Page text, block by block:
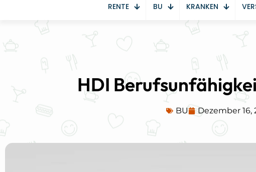
RENTE BU KRANKEN
HDI
BU Dezember 16,